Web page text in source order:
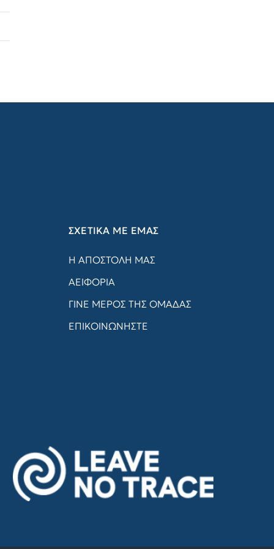
ΣΧΕΤΙΚΑ ΜΕ ΕΜΑΣ
Η ΑΠΟΣΤΟΛΗ ΜΑΣ
ΑΕΙΦΟΡΙΑ
ΓΙΝΕ ΜΕΡΟΣ ΤΗΣ ΟΜΑΔΑΣ
ΕΠΙΚΟΙΝΩΝΗΣΤΕ